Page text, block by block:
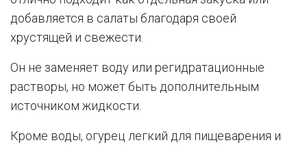
добавляется в салаты благодаря своей
хрустящей и свежести.
Он не заменяет воду или регидратационные
растворы, но может быть дополнительным
источником жидкости.
Кроме воды, огурец легкий для пищеварения и